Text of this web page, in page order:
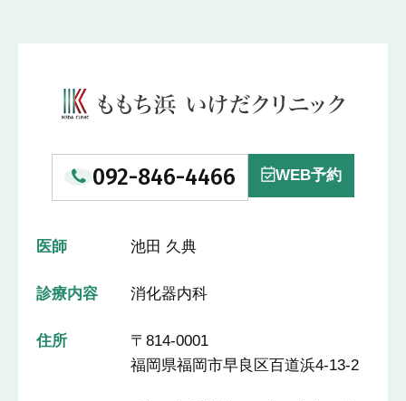
092-846-4466 WEB予約
医師 池田 久典
診療内容 消化器内科
住所
〒814-0001
福岡県福岡市早良区百道浜4-13-2